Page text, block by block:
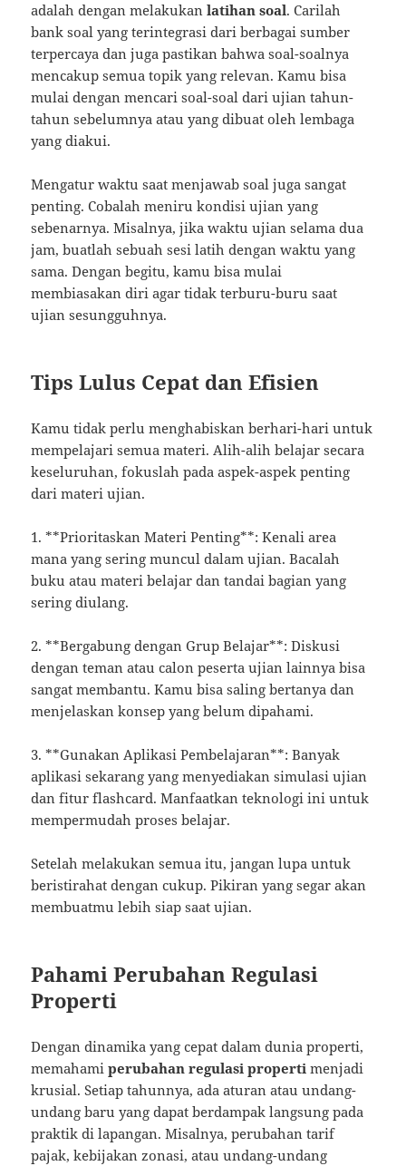
adalah dengan melakukanlatihan soal. Carilah
bank soal yang terintegrasi dari berbagai sumber
terpercaya dan juga pastikan bahwa soal-soalnya
mencakup semua topik yang relevan. Kamu bisa
mulai dengan mencari soal-soal dari ujian tahun-
tahun sebelumnya atau yang dibuat oleh lembaga
yang diakui.
Mengatur waktu saat menjawab soal juga sangat
penting. Cobalah meniru kondisi ujian yang
sebenarnya. Misalnya, jika waktu ujian selama dua
jam, buatlah sebuah sesi latih dengan waktu yang
sama. Dengan begitu, kamu bisa mulai
membiasakan diri agar tidak terburu-buru saat
ujian sesungguhnya.
Tips Lulus Cepat dan Efisien
Kamu tidak perlu menghabiskan berhari-hari untuk
mempelajari semua materi. Alih-alih belajar secara
keseluruhan, fokuslah pada aspek-aspek penting
dari materi ujian.
1. **Prioritaskan Materi Penting**: Kenali area
mana yang sering muncul dalam ujian. Bacalah
buku atau materi belajar dan tandai bagian yang
sering diulang.
2. **Bergabung dengan Grup Belajar**: Diskusi
dengan teman atau calon peserta ujian lainnya bisa
sangat membantu. Kamu bisa saling bertanya dan
menjelaskan konsep yang belum dipahami.
3. **Gunakan Aplikasi Pembelajaran**: Banyak
aplikasi sekarang yang menyediakan simulasi ujian
dan fitur flashcard. Manfaatkan teknologi ini untuk
mempermudah proses belajar.
Setelah melakukan semua itu, jangan lupa untuk
beristirahat dengan cukup. Pikiran yang segar akan
membuatmu lebih siap saat ujian.
Pahami Perubahan Regulasi
Properti
Dengan dinamika yang cepat dalam dunia properti,
memahamiperubahan regulasi properti menjadi
krusial. Setiap tahunnya, ada aturan atau undang-
undang baru yang dapat berdampak langsung pada
praktik di lapangan. Misalnya, perubahan tarif
pajak, kebijakan zonasi, atau undang-undang